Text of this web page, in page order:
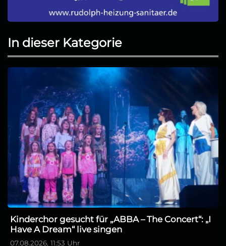
In dieser Kategorie
Kinderchor gesucht für „ABBA – The Concert“: „I
Have A Dream“ live singen
07.08.2026, 11:53 Uhr